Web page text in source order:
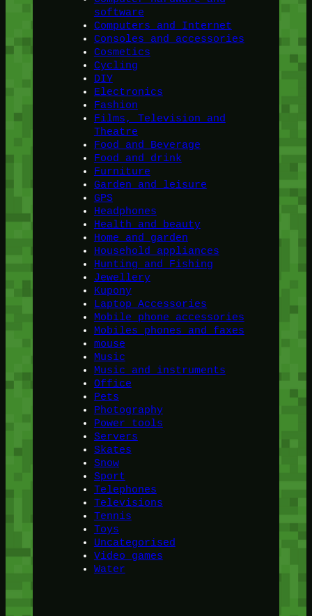
software
Computers and Internet
Consoles and accessories
Cosmetics
Cycling
DIY
Electronics
Fashion
Films, Television and
Theatre
Food and Beverage
Food and drink
Furniture
Garden and leisure
GPS
Headphones
Health and beauty
Home and garden
Household appliances
Hunting and Fishing
Jewellery
Kupony
Laptop Accessories
Mobile phone accessories
Mobiles phones and faxes
mouse
Music
Music and instruments
Office
Pets
Photography
Power tools
Servers
Skates
Snow
Sport
Telephones
Televisions
Tennis
Toys
Uncategorised
Video games
Water